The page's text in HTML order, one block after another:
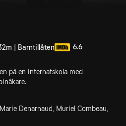
| Barntillåten 6.6
på en internatskola med
Denarnaud, Muriel Combeau,